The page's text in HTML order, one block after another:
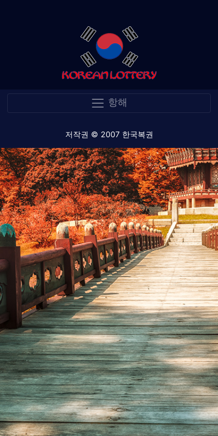
항해
저작권 © 2007 한국복권